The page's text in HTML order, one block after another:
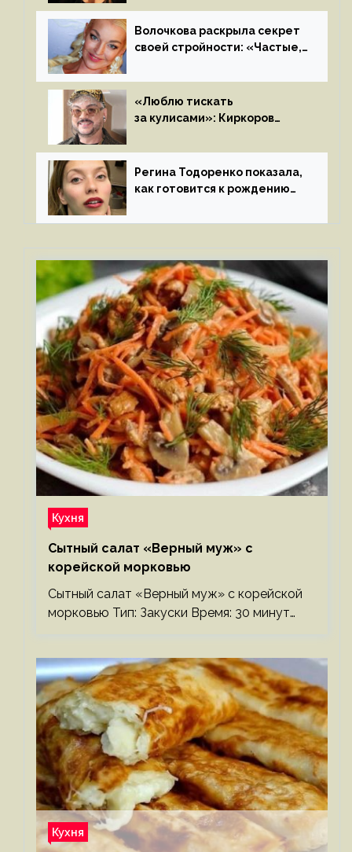
летом
Волочкова раскрыла секрет
своей стройности: «Частые,
«Люблю тискать
за кулисами»: Киркоров
к молодой особе
Регина Тодоренко показала,
как готовится к рождению
Кухня
Сытный салат «Верный муж» с
корейской морковью
Сытный салат «Верный муж» с корейской
морковью Тип: Закуски Время: 30 минут…
Кухня